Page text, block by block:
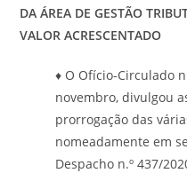
DA ÁREA DE GESTÃO
VALOR ACRESCENTADO
♦ O Ofício-Circulado
novembro, divulgou
prorrogação das
nomeadamente em
Despacho n.º 437/